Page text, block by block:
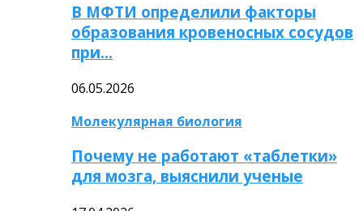
В МФТИ определили факторы
образования кровеносных сосудов
при…
06.05.2026
Молекулярная биология
Почему не работают «таблетки»
для мозга, выяснили ученые